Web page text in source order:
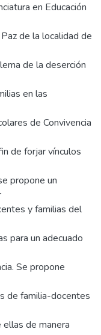
en Educación
de la localidad de
de la deserción
en las
de Convivencia
de forjar vínculos
propone un
y familias del
para un adecuado
Se propone
de familia-docentes
ellas de manera